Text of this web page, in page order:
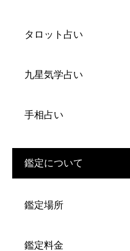
タロット占い
九星気学占い
手相占い
鑑定について
鑑定場所
鑑定料金